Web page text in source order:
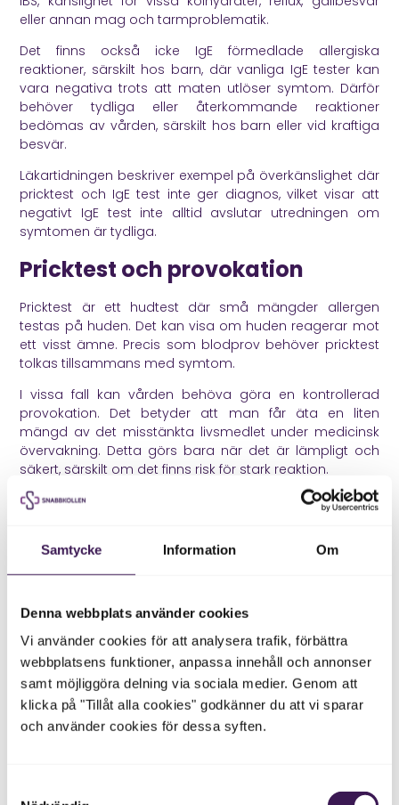
Samtycke Information Om
Denna webbplats använder cookies
Vi använder cookies för att analysera trafik, förbättra
webbplatsens funktioner, anpassa innehåll och annonser
samt möjliggöra delning via sociala medier. Genom att
klicka på "Tillåt alla cookies" godkänner du att vi sparar
och använder cookies för dessa syften.
eller annan mag och tarmproblematik.
Det finns också icke IgE förmedlade allergiska
reaktioner, särskilt hos barn, där vanliga IgE tester kan
vara negativa trots att maten utlöser symtom. Därför
behöver tydliga eller återkommande reaktioner
bedömas av vården, särskilt hos barn eller vid kraftiga
besvär.
Läkartidningen beskriver exempel på överkänslighet där
pricktest och IgE test inte ger diagnos, vilket visar att
negativt IgE test inte alltid avslutar utredningen om
symtomen är tydliga.
Pricktest och provokation
Pricktest är ett hudtest där små mängder allergen
testas på huden. Det kan visa om huden reagerar mot
ett visst ämne. Precis som blodprov behöver pricktest
tolkas tillsammans med symtom.
I vissa fall kan vården behöva göra en kontrollerad
provokation. Det betyder att man får äta en liten
mängd av det misstänkta livsmedlet under medicinsk
övervakning. Detta görs bara när det är lämpligt och
säkert, särskilt om det finns risk för stark reaktion.
Vid misstänkt allvarlig matallergi ska man inte testa
IgG tester och matintolerans
olika livsmedel. Det är viktigt att veta att sådana tester
inte är samma sak som allergitest med specifikt IgE. IgG
mot mat kan ofta spegla att du har ätit maten, inte att
den orsakar sjukdom.
Därför används IgG tester mot många livsmedel inte
som standarddiagnostik för matallergi i etablerad vård.
Om du har symtom är det bättre att utgå från